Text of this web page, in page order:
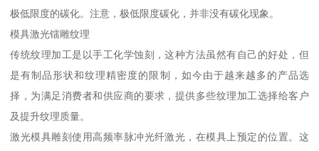
极低限度的碳化。注意，极低限度碳化，并非没有碳化现象。
模具激光镭雕纹理
传统纹理加工是以手工化学蚀刻，这种方法虽然有自己的好处，但
是有制品形状和纹理精密度的限制，如今由于越来越多的产品选
择，为满足消费者和供应商的要求，提供多些纹理加工选择给客户
及提升纹理质量。
激光模具雕刻使用高频率脉冲光纤激光，在模具上预定的位置。这